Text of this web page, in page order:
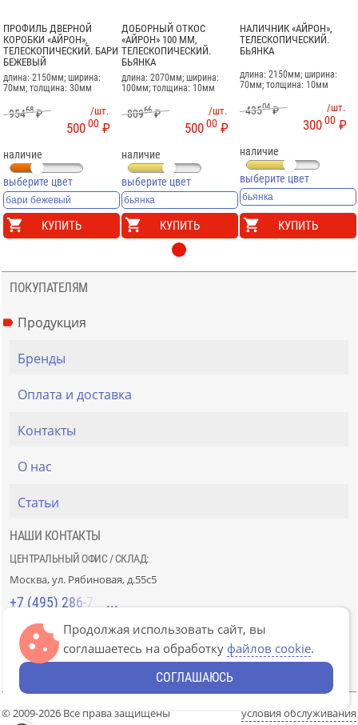
ПРОФИЛЬ ДВЕРНОЙ
КОРОБКИ «АЙРОН»,
ТЕЛЕСКОПИЧЕСКИЙ. БАРИ
БЕЖЕВЫЙ
длина: 2150мм; ширина:
70мм; толщина: 30мм
95468₽ /шт.
50000 ₽
наличие
выберите цвет
КУПИТЬ
ДОБОРНЫЙ ОТКОС
«АЙРОН» 100 ММ,
ТЕЛЕСКОПИЧЕСКИЙ.
БЬЯНКА
длина: 2070мм; ширина:
100мм; толщина: 10мм
80966₽ /шт.
50000 ₽
наличие
выберите цвет
КУПИТЬ
НАЛИЧНИК «АЙРОН»,
ТЕЛЕСКОПИЧЕСКИЙ.
БЬЯНКА
длина: 2150мм; ширина:
70мм; толщина: 10мм
43504₽ /шт.
30000 ₽
наличие
выберите цвет
КУПИТЬ
ПОКУПАТЕЛЯМ
Продукция
Бренды
Оплата и доставка
Контакты
О нас
Статьи
НАШИ КОНТАКТЫ
ЦЕНТРАЛЬНЫЙ ОФИС / СКЛАД:
Москва, ул. Рябиновая, д.55с5
+7 (495) 286-70-40
СТРОЙРЫНОК «СЛАВЯНСКИЙ МИР»:
Москва, 41км МКАД, пав. Г-14/7-8 и Д-14/7-8
+7 (499) 226-74-18
© 2009-2026 Все права защищены
условия обслуживания
Продолжая использовать сайт, вы
соглашаетесь на обработку файлов cookie.
СОГЛАШАЮСЬ